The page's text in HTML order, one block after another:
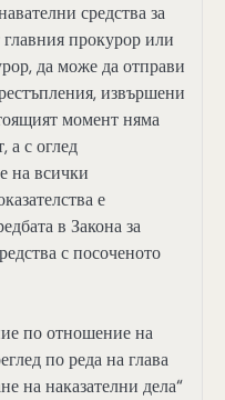
средства за
прокурор или
да може да отправи
извършени
момент няма
а с оглед
на всички
е
в Закона за
с посоченото
по отношение на
по реда на глава
на наказателни дела“